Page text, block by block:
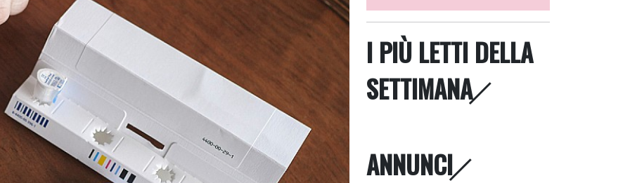
I PIÙ LETTI DELLA
SETTIMANA
ANNUNCI